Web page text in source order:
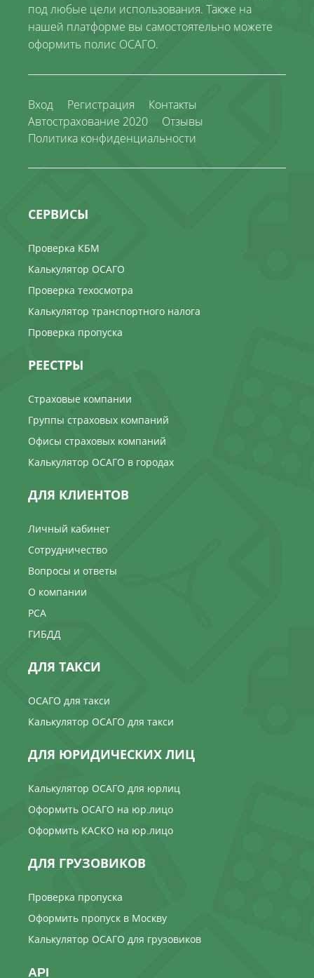
под любые цели использования. Также на
нашей платформе вы самостоятельно можете
оформить полис ОСАГО.
Вход Регистрация
Контакты
Автострахование 2020
Отзывы
Политика конфиденциальности
СЕРВИСЫ
Проверка КБМ
Калькулятор ОСАГО
Проверка техосмотра
Калькулятор транспортного налога
Проверка пропуска
РЕЕСТРЫ
Страховые компании
Группы страховых компаний
Офисы страховых компаний
Калькулятор ОСАГО в городах
ДЛЯ КЛИЕНТОВ
Личный кабинет
Сотрудничество
Вопросы и ответы
О компании
РСА
ГИБДД
ДЛЯ ТАКСИ
ОСАГО для такси
Калькулятор ОСАГО для такси
ДЛЯ ЮРИДИЧЕСКИХ ЛИЦ
Калькулятор ОСАГО для юрлиц
Оформить ОСАГО на юр.лицо
Оформить КАСКО на юр.лицо
ДЛЯ ГРУЗОВИКОВ
Проверка пропуска
Оформить пропуск в Москву
Калькулятор ОСАГО для грузовиков
API